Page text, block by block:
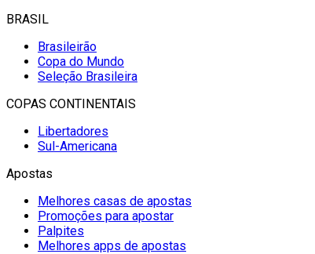
BRASIL
Brasileirão
Copa do Mundo
Seleção Brasileira
COPAS CONTINENTAIS
Libertadores
Sul-Americana
Apostas
Melhores casas de apostas
Promoções para apostar
Palpites
Melhores apps de apostas